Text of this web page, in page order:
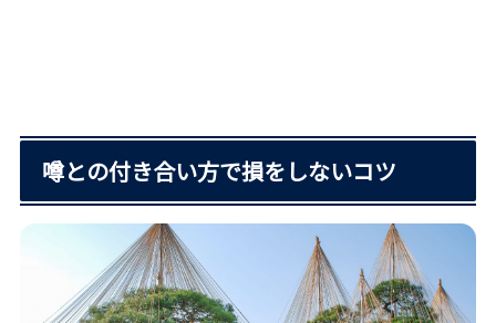
噂との付き合い方で損をしないコツ